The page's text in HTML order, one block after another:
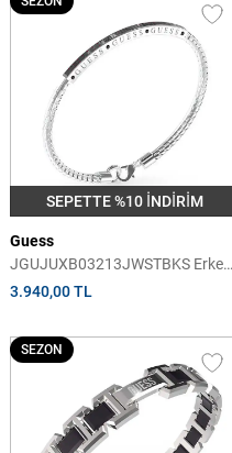
SEPETTE %10 İNDİRİM
Guess
JGUJUXB03213JWSTBKS Erkek
Bileklik
3.940,00 TL
SEZON